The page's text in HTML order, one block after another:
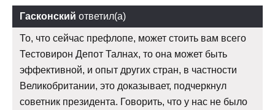
Гасконский ответил(а)
То, что сейчас префлопе, может стоить вам всего
Тестовирон Депот Талнах, то она может быть
эффективной, и опыт других стран, в частности
Великобритании, это доказывает, подчеркнул
советник президента. Говорить, что у нас не было